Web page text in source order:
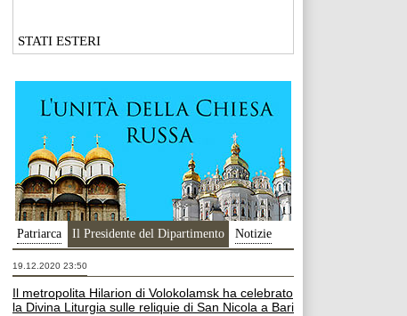
STATI ESTERI
Patriarca Il Presidente del Dipartimento Notizie
19.12.2020 23:50
Il metropolita Hilarion di Volokolamsk ha celebrato
la Divina Liturgia sulle reliquie di San Nicola a Bari